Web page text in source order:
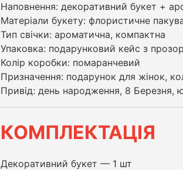
Наповнення: декоративний букет +
Матеріали букету: флористичне
Тип свічки: ароматична, компактна
Упаковка: подарунковий кейс з
Колір коробки: помаранчевий
Призначення: подарунок для жінок,
Привід: день народження, 8 Березня,
КОМПЛЕКТАЦІЯ
Декоративний букет — 1 шт